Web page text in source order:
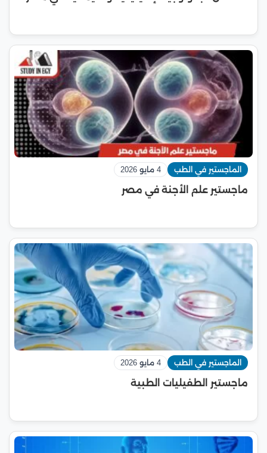
الماجستير في الطب 4 مايو 2026
ماجستير علم الأجنة في مصر
الماجستير في الطب 4 مايو 2026
ماجستير الطفيليات الطبية